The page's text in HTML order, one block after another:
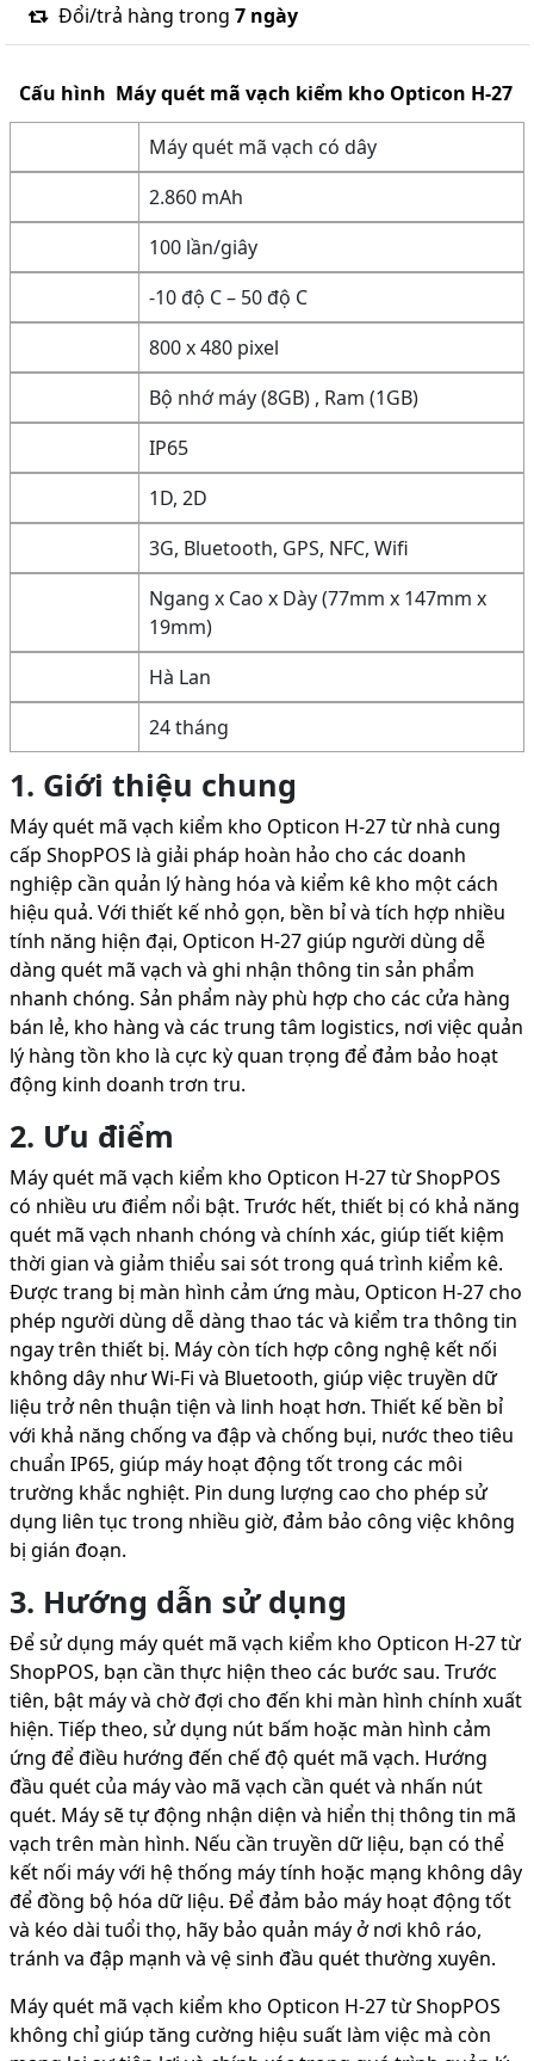
Đổi/trả hàng trong 7 ngày
Cấu hình Máy quét mã vạch kiểm kho Opticon H-27
Máy quét mã vạch có dây
2.860 mAh
100 lần/giây
-10 độ C – 50 độ C
800 x 480 pixel
Bộ nhớ máy (8GB) , Ram (1GB)
IP65
1D, 2D
3G, Bluetooth, GPS, NFC, Wifi
Ngang x Cao x Dày (77mm x 147mm x
19mm)
Hà Lan
24 tháng
1. Giới thiệu chung
Máy quét mã vạch kiểm kho Opticon H-27 từ nhà cung
cấp ShopPOS là giải pháp hoàn hảo cho các doanh
nghiệp cần quản lý hàng hóa và kiểm kê kho một cách
hiệu quả. Với thiết kế nhỏ gọn, bền bỉ và tích hợp nhiều
tính năng hiện đại, Opticon H-27 giúp người dùng dễ
dàng quét mã vạch và ghi nhận thông tin sản phẩm
nhanh chóng. Sản phẩm này phù hợp cho các cửa hàng
bán lẻ, kho hàng và các trung tâm logistics, nơi việc quản
lý hàng tồn kho là cực kỳ quan trọng để đảm bảo hoạt
động kinh doanh trơn tru.
2. Ưu điểm
Máy quét mã vạch kiểm kho Opticon H-27 từ ShopPOS
có nhiều ưu điểm nổi bật. Trước hết, thiết bị có khả năng
quét mã vạch nhanh chóng và chính xác, giúp tiết kiệm
thời gian và giảm thiểu sai sót trong quá trình kiểm kê.
Được trang bị màn hình cảm ứng màu, Opticon H-27 cho
phép người dùng dễ dàng thao tác và kiểm tra thông tin
ngay trên thiết bị. Máy còn tích hợp công nghệ kết nối
không dây như Wi-Fi và Bluetooth, giúp việc truyền dữ
liệu trở nên thuận tiện và linh hoạt hơn. Thiết kế bền bỉ
với khả năng chống va đập và chống bụi, nước theo tiêu
chuẩn IP65, giúp máy hoạt động tốt trong các môi
trường khắc nghiệt. Pin dung lượng cao cho phép sử
dụng liên tục trong nhiều giờ, đảm bảo công việc không
bị gián đoạn.
3. Hướng dẫn sử dụng
Để sử dụng máy quét mã vạch kiểm kho Opticon H-27 từ
ShopPOS, bạn cần thực hiện theo các bước sau. Trước
tiên, bật máy và chờ đợi cho đến khi màn hình chính xuất
hiện. Tiếp theo, sử dụng nút bấm hoặc màn hình cảm
ứng để điều hướng đến chế độ quét mã vạch. Hướng
đầu quét của máy vào mã vạch cần quét và nhấn nút
quét. Máy sẽ tự động nhận diện và hiển thị thông tin mã
vạch trên màn hình. Nếu cần truyền dữ liệu, bạn có thể
kết nối máy với hệ thống máy tính hoặc mạng không dây
để đồng bộ hóa dữ liệu. Để đảm bảo máy hoạt động tốt
và kéo dài tuổi thọ, hãy bảo quản máy ở nơi khô ráo,
tránh va đập mạnh và vệ sinh đầu quét thường xuyên.
Máy quét mã vạch kiểm kho Opticon H-27 từ ShopPOS
không chỉ giúp tăng cường hiệu suất làm việc mà còn